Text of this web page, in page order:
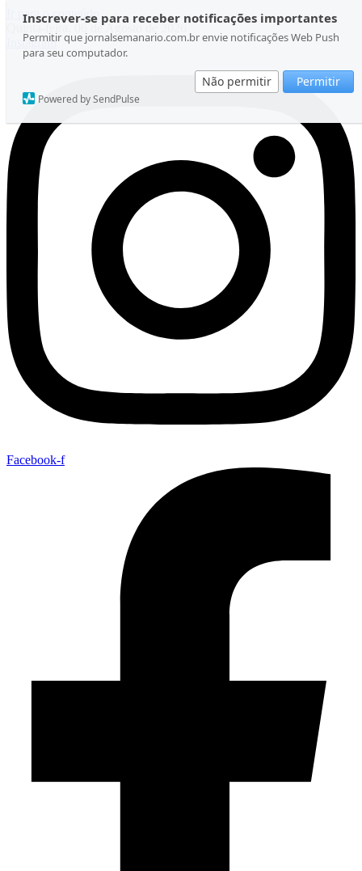
Inscrever-se para receber notificações importantes
Permitir que jornalsemanario.com.br envie notificações Web Push
para seu computador.
Não permitir Permitir
Powered by SendPulse
Ir para o conteúdo
Quinta-feira, 06 de Agosto de 2026
Instagram
Facebook-f